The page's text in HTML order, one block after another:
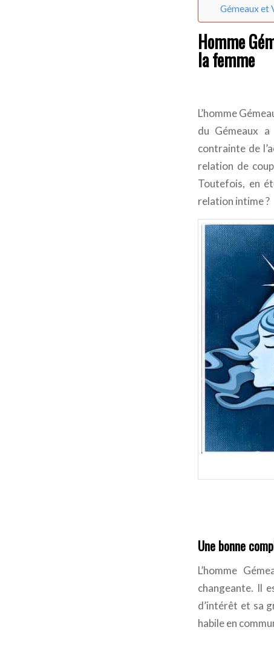
Gémeaux et
Homme
la femme
L’homme
du Gémeaux
contrainte de
relation de
Toutefois, en
relation intime ?
Une bonne
L’homme
changeante. Il
d’intérêt et sa
habile en